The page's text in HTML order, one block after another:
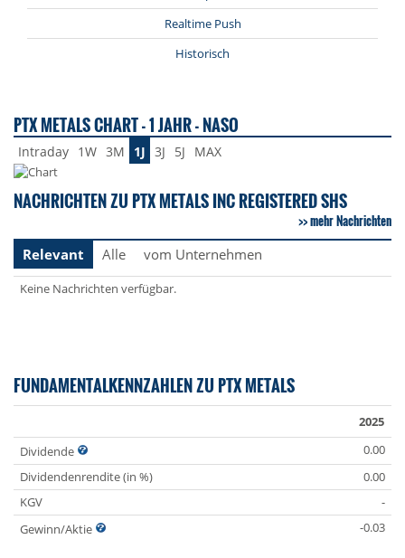
Realtime Push
Historisch
PTX METALS CHART - 1 JAHR - NASO
Intraday 1W 3M 1J 3J 5J MAX
NACHRICHTEN ZU PTX METALS INC REGISTERED SHS
mehr Nachrichten
Relevant
Alle vom Unternehmen
Keine Nachrichten verfügbar.
FUNDAMENTALKENNZAHLEN ZU PTX METALS
2025
Dividende
0.00
Dividendenrendite (in %)
0.00
KGV
-
Gewinn/Aktie
-0.03